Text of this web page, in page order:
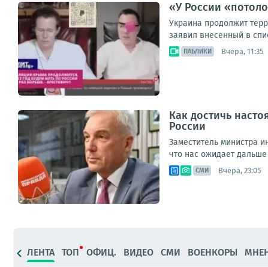
«У России
Украина продолжит
заявил внесенный в
ПАБЛИКИ Вчера, 11:35
Как достичь
России
Заместитель министра
что нас ожидает
СМИ Вчера, 23:05
ЛЕНТА ТОП ОФИЦ. ВИДЕО СМИ ВОЕНКОРЫ